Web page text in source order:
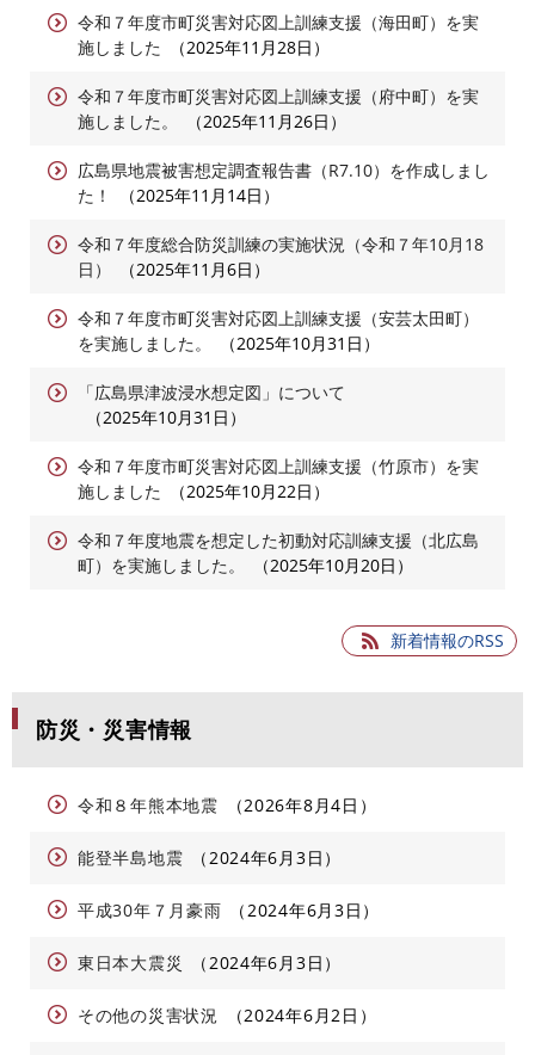
令和７年度市町災害対応図上訓練支援（海田町）を実
施しました
2025年11月28日
令和７年度市町災害対応図上訓練支援（府中町）を実
施しました。
2025年11月26日
広島県地震被害想定調査報告書（R7.10）を作成しまし
た！
2025年11月14日
令和７年度総合防災訓練の実施状況（令和７年10月18
日）
2025年11月6日
令和７年度市町災害対応図上訓練支援（安芸太田町）
を実施しました。
2025年10月31日
「広島県津波浸水想定図」について
2025年10月31日
令和７年度市町災害対応図上訓練支援（竹原市）を実
施しました
2025年10月22日
令和７年度地震を想定した初動対応訓練支援（北広島
町）を実施しました。
2025年10月20日
新着情報のRSS
防災・災害情報
令和８年熊本地震 2026年8月4日
能登半島地震 2024年6月3日
平成30年７月豪雨 2024年6月3日
東日本大震災 2024年6月3日
その他の災害状況 2024年6月2日